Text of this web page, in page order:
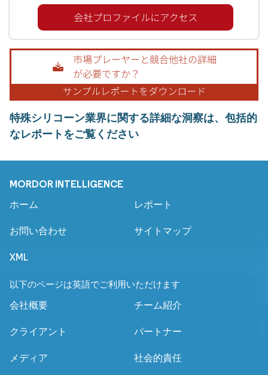
特殊シリコーン業界に関する詳細な洞察は、包括的
なレポートをご覧ください
MORDOR INTELLIGENCE
ホーム レポート
お問い合わせ サイトマップ
XML
以下のページは英語でご利用いただけます
会社概要 チーム紹介
クライアント パートナー
メディア 社会的責任